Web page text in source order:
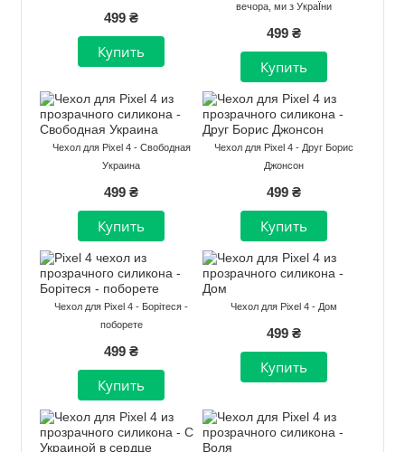
499 ₴
вечора, ми з УкраЇни
499 ₴
Чехол для Pixel 4 - Свободная
Украина
499 ₴
Чехол для Pixel 4 - Друг Борис
Джонсон
499 ₴
Чехол для Pixel 4 - Борітеся -
поборете
499 ₴
Чехол для Pixel 4 - Дом
499 ₴